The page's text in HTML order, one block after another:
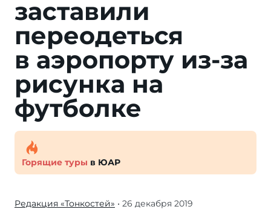
заставили
переодеться
в аэропорту из-за
рисунка на
футболке
Горящие туры в ЮАР
Редакция «Тонкостей» • 26 декабря 2019